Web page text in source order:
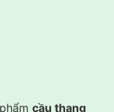
cầu thang